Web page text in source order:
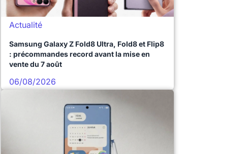
Actualité
Samsung Galaxy Z Fold8 Ultra, Fold8 et Flip8
: précommandes record avant la mise en
vente du 7 août
06/08/2026